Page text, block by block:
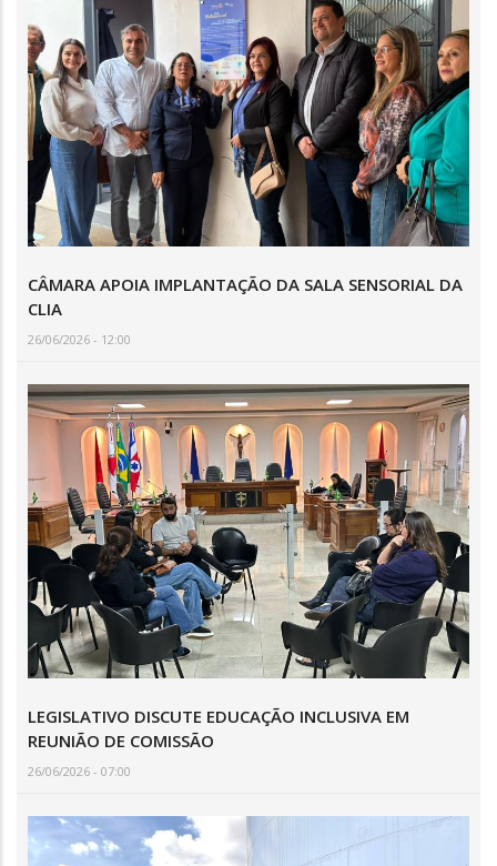
CÂMARA APOIA IMPLANTAÇÃO DA SALA SENSORIAL DA
CLIA
26/06/2026 - 12:00
LEGISLATIVO DISCUTE EDUCAÇÃO INCLUSIVA EM
REUNIÃO DE COMISSÃO
26/06/2026 - 07:00